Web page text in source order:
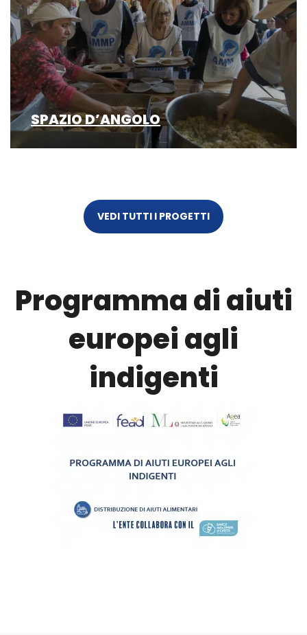
SPAZIO D’ANGOLO
VEDI TUTTI I PROGETTI
Programma di aiuti
europei agli
indigenti